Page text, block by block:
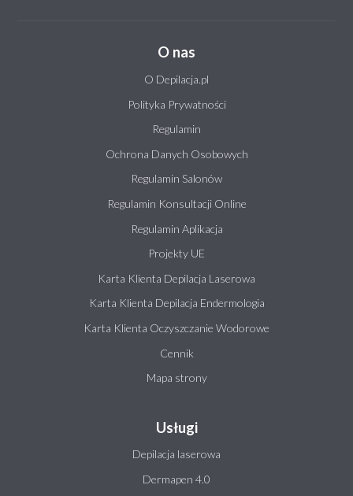
O nas
O Depilacja.pl
Polityka Prywatności
Regulamin
Ochrona Danych Osobowych
Regulamin Salonów
Regulamin Konsultacji Online
Regulamin Aplikacja
Projekty UE
Karta Klienta Depilacja Laserowa
Karta Klienta Depilacja Endermologia
Karta Klienta Oczyszczanie Wodorowe
Cennik
Mapa strony
Usługi
Depilacja laserowa
Dermapen 4.0